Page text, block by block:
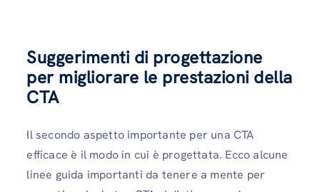
Suggerimenti di progettazione
per migliorare le prestazioni della
CTA
Il secondo aspetto importante per una CTA
efficace è il modo in cui è progettata. Ecco alcune
linee guida importanti da tenere a mente per